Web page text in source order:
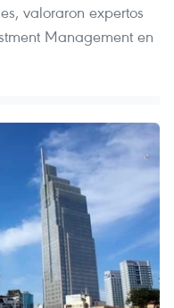
valoraron expertos
Management en